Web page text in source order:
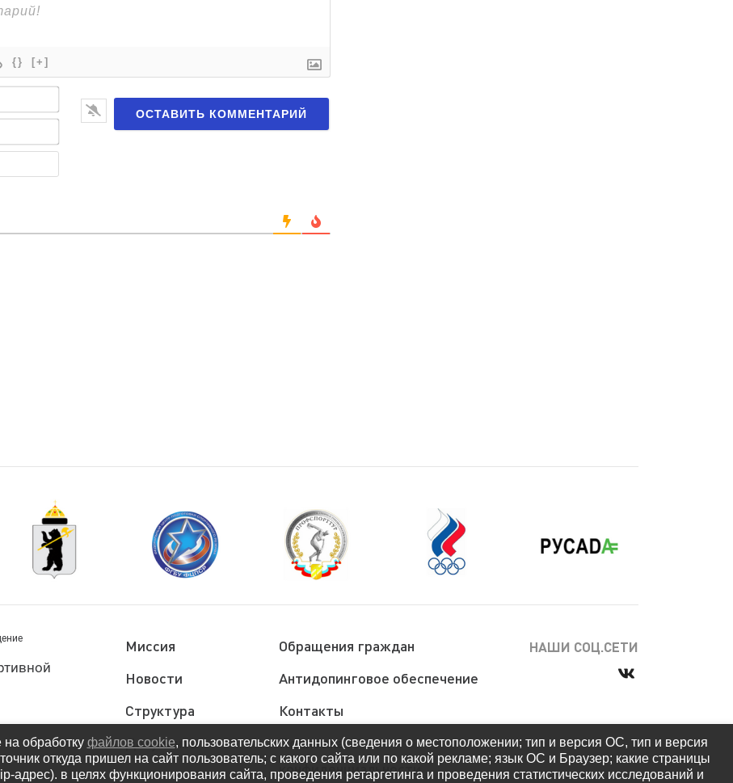
{} [+]
Имя*
Email*
сайт
Миссия
Новости
Структура
Документы
Обращения граждан
Антидопинговое обеспечение
Контакты
Политика
конфиденциальности
НАШИ СОЦ.СЕТИ
обработку файлов cookie, пользовательских данных (сведения о местоположении; тип и версия ОС, тип и версия
откуда пришел на сайт пользователь; с какого сайта или по какой рекламе; язык ОС и Браузер; какие страницы
адрес). в целях функционирования сайта, проведения ретаргетинга и проведения статистических исследований и